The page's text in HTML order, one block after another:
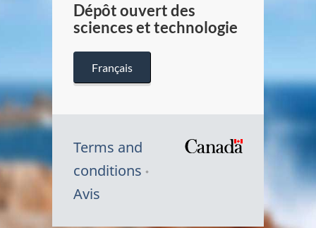
Dépôt ouvert des
sciences et technologie
Français
Terms and
conditions
Avis
Symbole